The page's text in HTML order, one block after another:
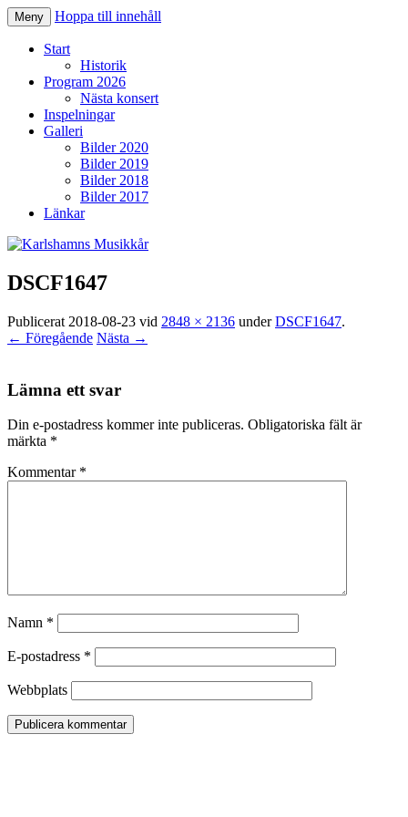
Karlshamns Musikkår
Meny Hoppa till innehåll
Start
Historik
Program 2026
Nästa konsert
Inspelningar
Galleri
Bilder 2020
Bilder 2019
Bilder 2018
Bilder 2017
Länkar
DSCF1647
Publicerat 2018-08-23 vid 2848 × 2136 underDSCF1647.
← Föregående Nästa →
Lämna ett svar
Din e-postadress kommer inte publiceras. Obligatoriska fält är
märkta *
Kommentar *
Namn *
E-postadress *
Webbplats